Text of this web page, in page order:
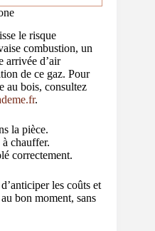
le risque
combustion, un
arrivée d’air
de ce gaz. Pour
au bois, consultez
.
la pièce.
chauffer.
correctement.
les coûts et
bon moment, sans